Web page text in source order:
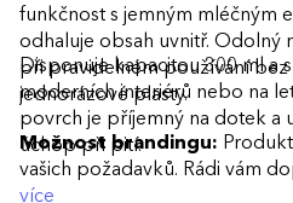
funkčnost s jemným mléčným
odhaluje obsah uvnitř. Odolný
při pravidelném používání
jednorázové plasty.
Disponuje kapacitou 300 ml a
moderních interiérů nebo na
povrch je příjemný na dotek a
úchop při pití.
Možnost brandingu:
vašich požadavků. Rádi vám
technologii potisku s ohledem
více